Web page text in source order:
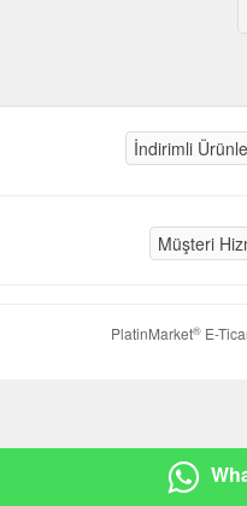
İndirimli
Müşteri
PlatinMarket®E-